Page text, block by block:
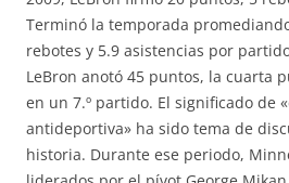
Terminó la temporada
rebotes y 5.9 asistencias por
LeBron anotó 45 puntos, la cuarta
en un 7.º partido. El significado de
antideportiva» ha sido tema de
historia. Durante ese periodo,